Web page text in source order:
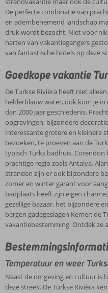
De perfecte combinatie van
en adembenemend landschap
druk wordt bezocht. Niet voor
harten van vakantiegangers
van fantastische hotels op deze
Goedkope vakantie
De Turkse Rivièra heeft niet
helderblauw water, ook kom je
dan 2000 jaar geschiedenis.
opgravingen, bijzondere
Interessante grotere en kleinere
bezoeken, te proeven aan de
typisch Turks badhuis.
prachtige regio zoals Antalya,
stranden zijn er ook bijzondere
zomer en winter garant voor
badplaats heeft zijn eigen
gezellige bazaar, het bijzondere
bergen gadegeslagen Kemer: de
vakantiebestemming. Ontdek ze
Temperatuur en weer
Naast de omgeving en cultuur is
deze streek. De Turkse Rivièra